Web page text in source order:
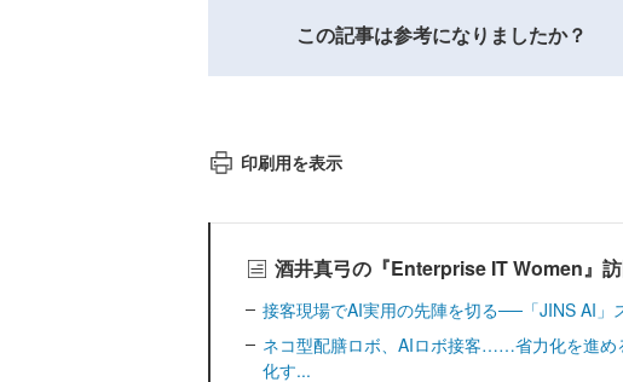
この記事は参考になりましたか？
印刷用を表示
酒井真弓の『Enterprise IT Women』
接客現場でAI実用の先陣を切る──「JINS AI」
ネコ型配膳ロボ、AIロボ接客……省力化を進め
化す...